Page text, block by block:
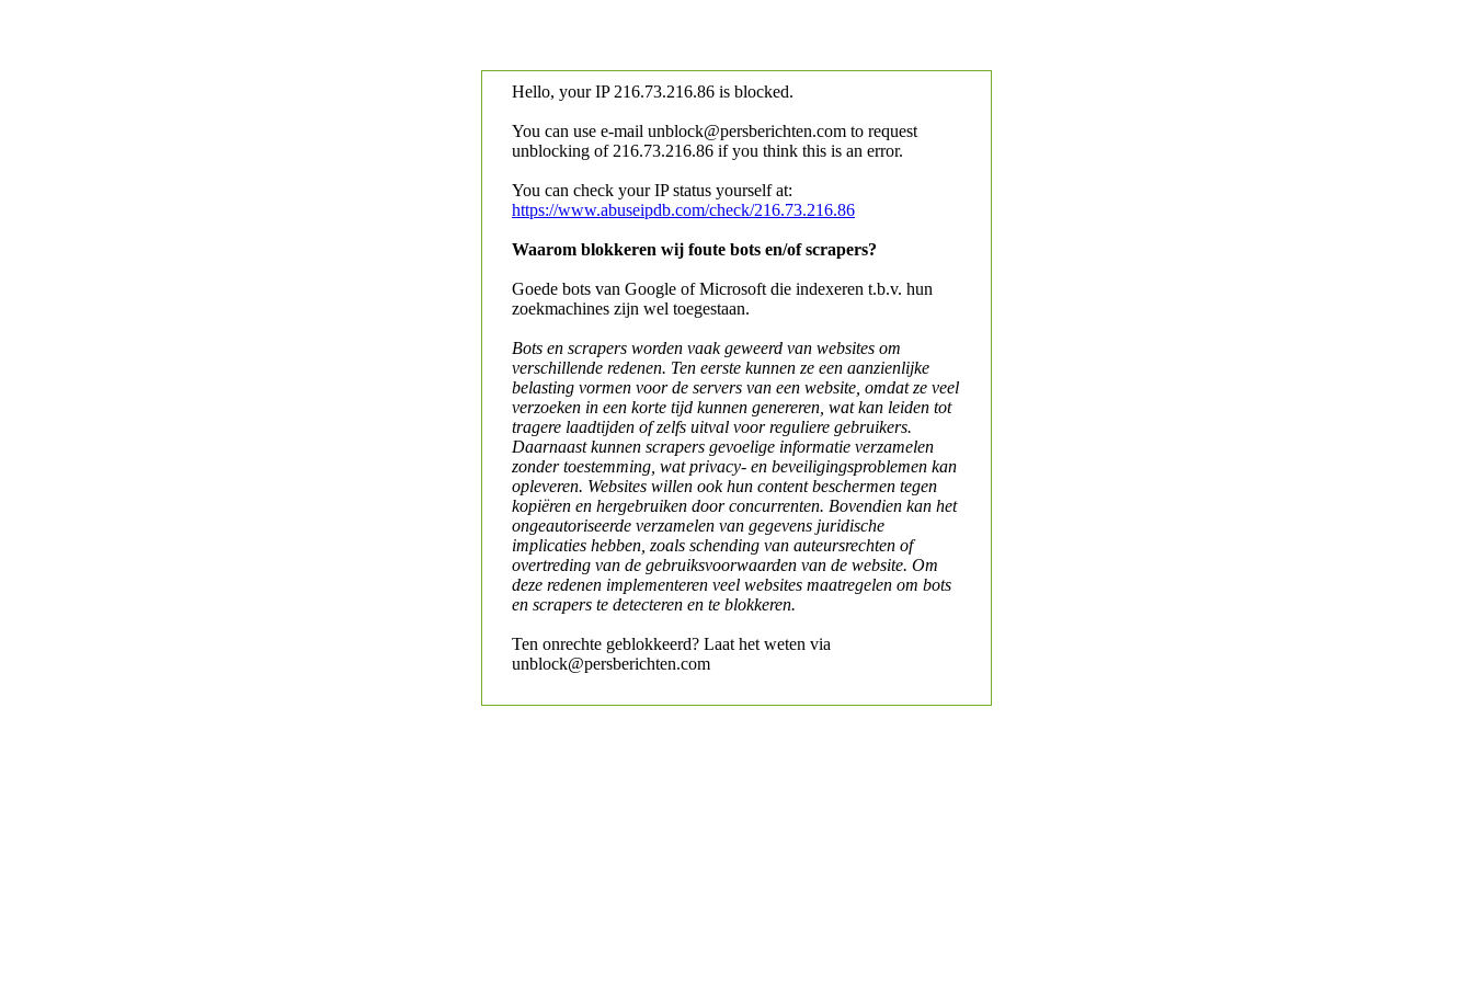
Hello, your IP 216.73.216.86 is blocked.
You can use e-mail unblock@persberichten.com to request
unblocking of 216.73.216.86 if you think this is an error.
You can check your IP status yourself at:
https://www.abuseipdb.com/check/216.73.216.86
Waarom blokkeren wij foute bots en/of scrapers?
Goede bots van Google of Microsoft die indexeren t.b.v. hun
zoekmachines zijn wel toegestaan.
Bots en scrapers worden vaak geweerd van websites om
verschillende redenen. Ten eerste kunnen ze een aanzienlijke
belasting vormen voor de servers van een website, omdat ze veel
verzoeken in een korte tijd kunnen genereren, wat kan leiden tot
tragere laadtijden of zelfs uitval voor reguliere gebruikers.
Daarnaast kunnen scrapers gevoelige informatie verzamelen
zonder toestemming, wat privacy- en beveiligingsproblemen kan
opleveren. Websites willen ook hun content beschermen tegen
kopiëren en hergebruiken door concurrenten. Bovendien kan het
ongeautoriseerde verzamelen van gegevens juridische
implicaties hebben, zoals schending van auteursrechten of
overtreding van de gebruiksvoorwaarden van de website. Om
deze redenen implementeren veel websites maatregelen om bots
en scrapers te detecteren en te blokkeren.
Ten onrechte geblokkeerd? Laat het weten via
unblock@persberichten.com